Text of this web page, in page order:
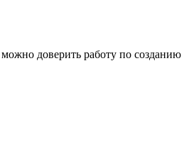
доверить работу по созданию